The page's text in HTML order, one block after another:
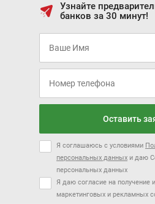
Узнайте
банков за 30 минут!
Оставить
Я соглашаюсь с условиями
персональных данных и даю
персональных данных
Я даю согласие на получение
маркетинговых и рекламных